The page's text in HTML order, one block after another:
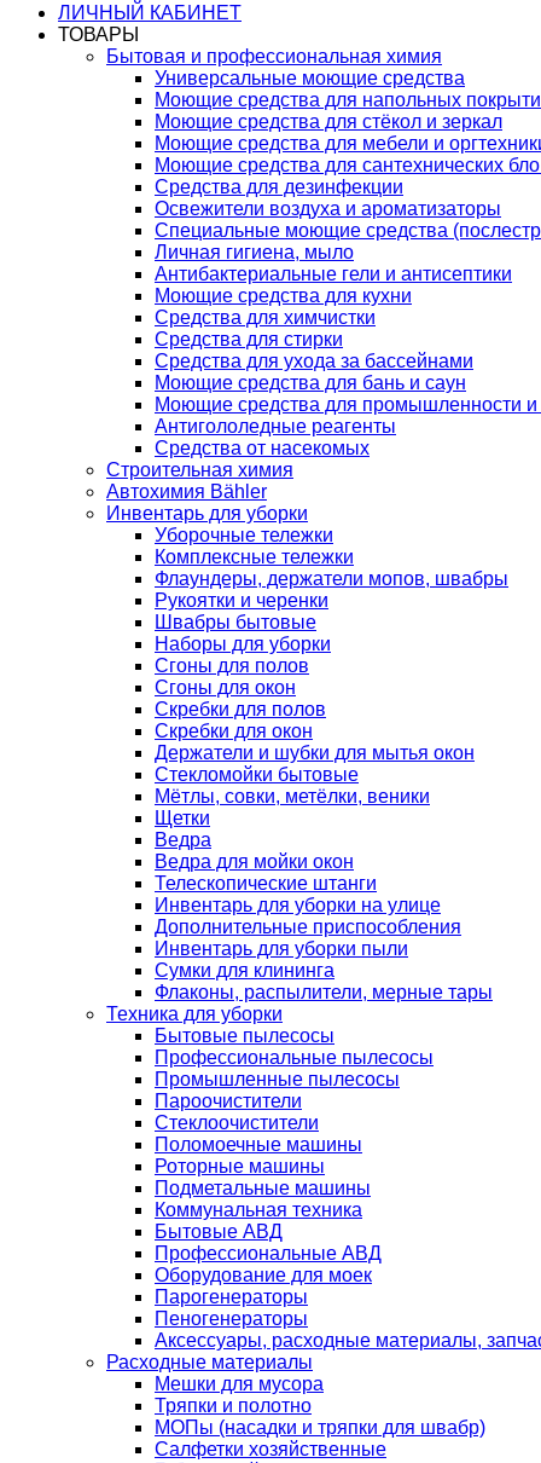
ЛИЧНЫЙ КАБИНЕТ
ТОВАРЫ
Бытовая и профессиональная химия
Универсальные моющие средства
Моющие средства для напольных
Моющие средства для стёкол и зеркал
Моющие средства для мебели и
Моющие средства для сантехнических
Средства для дезинфекции
Освежители воздуха и ароматизаторы
Специальные моющие средства
Личная гигиена, мыло
Антибактериальные гели и антисептики
Моющие средства для кухни
Средства для химчистки
Средства для стирки
Средства для ухода за бассейнами
Моющие средства для бань и саун
Моющие средства для промышленности и
Антигололедные реагенты
Средства от насекомых
Строительная химия
Автохимия Bähler
Инвентарь для уборки
Уборочные тележки
Комплексные тележки
Флаундеры, держатели мопов, швабры
Рукоятки и черенки
Швабры бытовые
Наборы для уборки
Сгоны для полов
Сгоны для окон
Скребки для полов
Скребки для окон
Держатели и шубки для мытья окон
Стекломойки бытовые
Мётлы, совки, метёлки, веники
Щетки
Ведра
Ведра для мойки окон
Телескопические штанги
Инвентарь для уборки на улице
Дополнительные приспособления
Инвентарь для уборки пыли
Сумки для клининга
Флаконы, распылители, мерные тары
Техника для уборки
Бытовые пылесосы
Профессиональные пылесосы
Промышленные пылесосы
Пароочистители
Стеклоочистители
Поломоечные машины
Роторные машины
Подметальные машины
Коммунальная техника
Бытовые АВД
Профессиональные АВД
Оборудование для моек
Парогенераторы
Пеногенераторы
Аксессуары, расходные материалы,
Расходные материалы
Мешки для мусора
Тряпки и полотно
МОПы (насадки и тряпки для швабр)
Салфетки хозяйственные